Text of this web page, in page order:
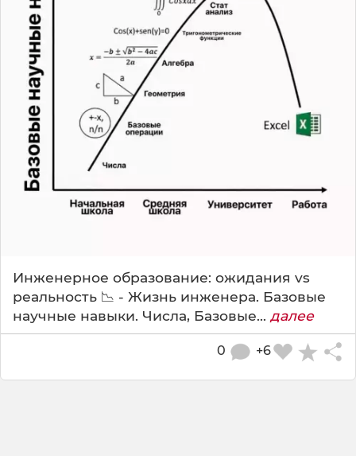
Инженерное образование: ожидания vs
реальность 📉 - Жизнь инженера. Базовые
научные навыки. Числа, Базовые... далее
+6
0